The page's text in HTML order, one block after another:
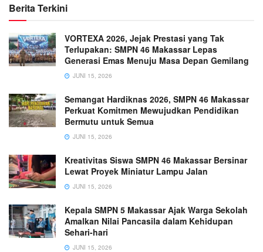
Berita Terkini
VORTEXA 2026, Jejak Prestasi yang Tak
Terlupakan: SMPN 46 Makassar Lepas
Generasi Emas Menuju Masa Depan Gemilang
JUNI 15, 2026
Semangat Hardiknas 2026, SMPN 46 Makassar
Perkuat Komitmen Mewujudkan Pendidikan
Bermutu untuk Semua
JUNI 15, 2026
Kreativitas Siswa SMPN 46 Makassar Bersinar
Lewat Proyek Miniatur Lampu Jalan
JUNI 15, 2026
Kepala SMPN 5 Makassar Ajak Warga Sekolah
Amalkan Nilai Pancasila dalam Kehidupan
Sehari-hari
JUNI 15, 2026